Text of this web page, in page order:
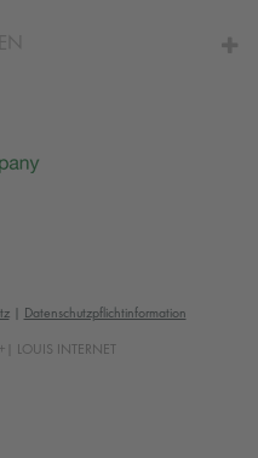
| Datenschutzpflichtinformation
LOUIS INTERNET